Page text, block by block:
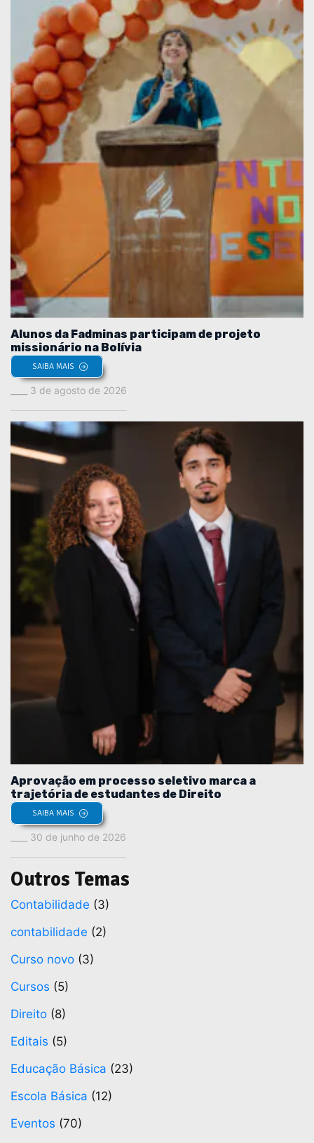
Alunos da Fadminas participam de projeto
missionário na Bolívia
SAIBA MAIS
3 de agosto de 2026
Aprovação em processo seletivo marca a
trajetória de estudantes de Direito
SAIBA MAIS
30 de junho de 2026
Outros Temas
Contabilidade (3)
contabilidade (2)
Curso novo (3)
Cursos (5)
Direito (8)
Editais (5)
Educação Básica (23)
Escola Básica (12)
Eventos (70)